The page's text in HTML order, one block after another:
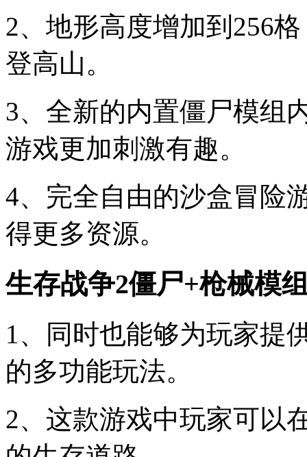
2、地形高度增加到256
登高山。
3、全新的内置僵尸模组
游戏更加刺激有趣。
4、完全自由的沙盒冒险
得更多资源。
生存战争2僵尸+枪械模
1、同时也能够为玩家提
的多功能玩法。
2、这款游戏中玩家可以